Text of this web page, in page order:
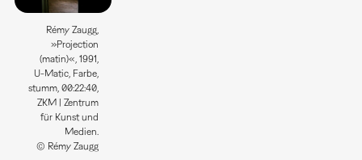
Rémy Zaugg,
»Projection
(matin)«, 1991,
U-Matic, Farbe,
stumm, 00:22:40,
ZKM | Zentrum
für Kunst und
Medien.
© Rémy Zaugg